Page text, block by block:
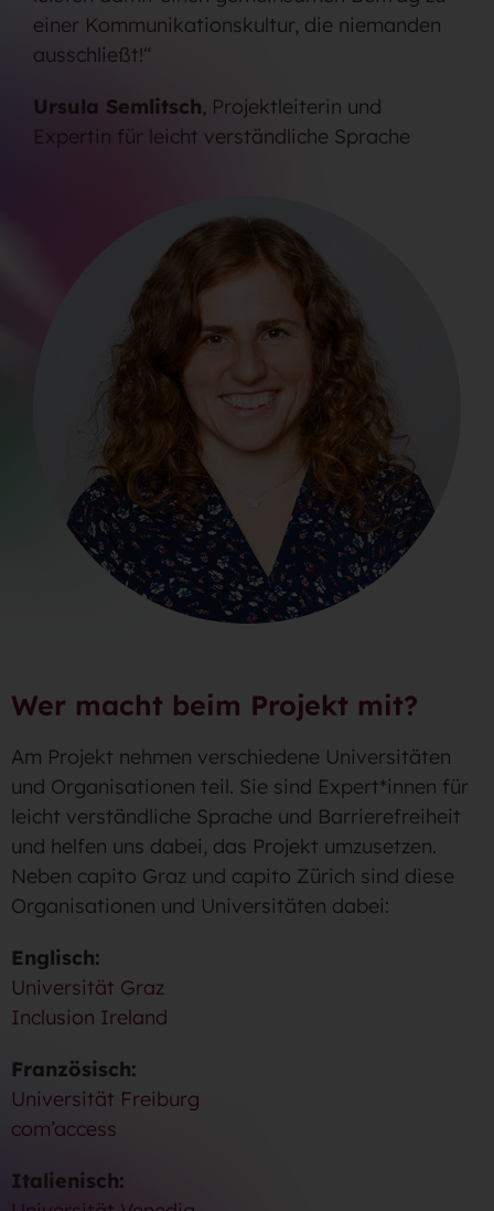
einer Kommunikationskultur, die niemanden
ausschließt!“
Ursula Semlitsch, Projektleiterin und
Expertin für leicht verständliche Sprache
Wer macht beim Projekt mit?
Am Projekt nehmen verschiedene Universitäten
und Organisationen teil. Sie sind Expert*innen für
leicht verständliche Sprache und Barrierefreiheit
und helfen uns dabei, das Projekt umzusetzen.
Neben capito Graz und capito Zürich sind diese
Organisationen und Universitäten dabei:
Englisch:
Universität Graz
Inclusion Ireland
Französisch:
Universität Freiburg
com’access
Italienisch: